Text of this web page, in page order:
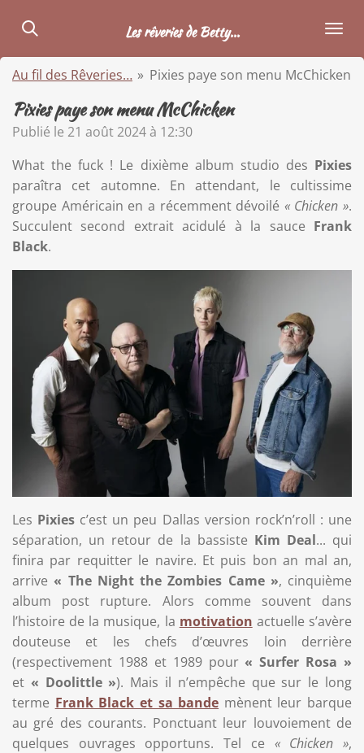
Passer
contenu
principal
Les rêveries de Betty...
Au fil des Rêveries… » Pixies paye son menu McChicken
Pixies paye son menu McChicken
Publié le 21 août 2024 à 12:30
What the fuck ! Le dixième album studio des Pixies
paraîtra cet automne. En attendant, le cultissime
groupe Américain en a récemment dévoilé « Chicken ».
Succulent second extrait acidulé à la sauce Frank
Black.
Les Pixies c’est un peu Dallas version rock’n’roll : une
séparation, un retour de la bassiste Kim Deal... qui
finira par requitter le navire. Et puis bon an mal an,
arrive« The Night the Zombies Came », cinquième
album post rupture. Alors comme souvent dans
l’histoire de la musique, la motivation actuelle s’avère
douteuse et les chefs d’œuvres loin derrière
(respectivement 1988 et 1989 pour« Surfer Rosa »
et « Doolittle »). Mais il n’empêche que sur le long
terme Frank Black et sa bande mènent leur barque
au gré des courants. Ponctuant leur louvoiement de
quelques ouvrages opportuns. Tel ce « Chicken »,